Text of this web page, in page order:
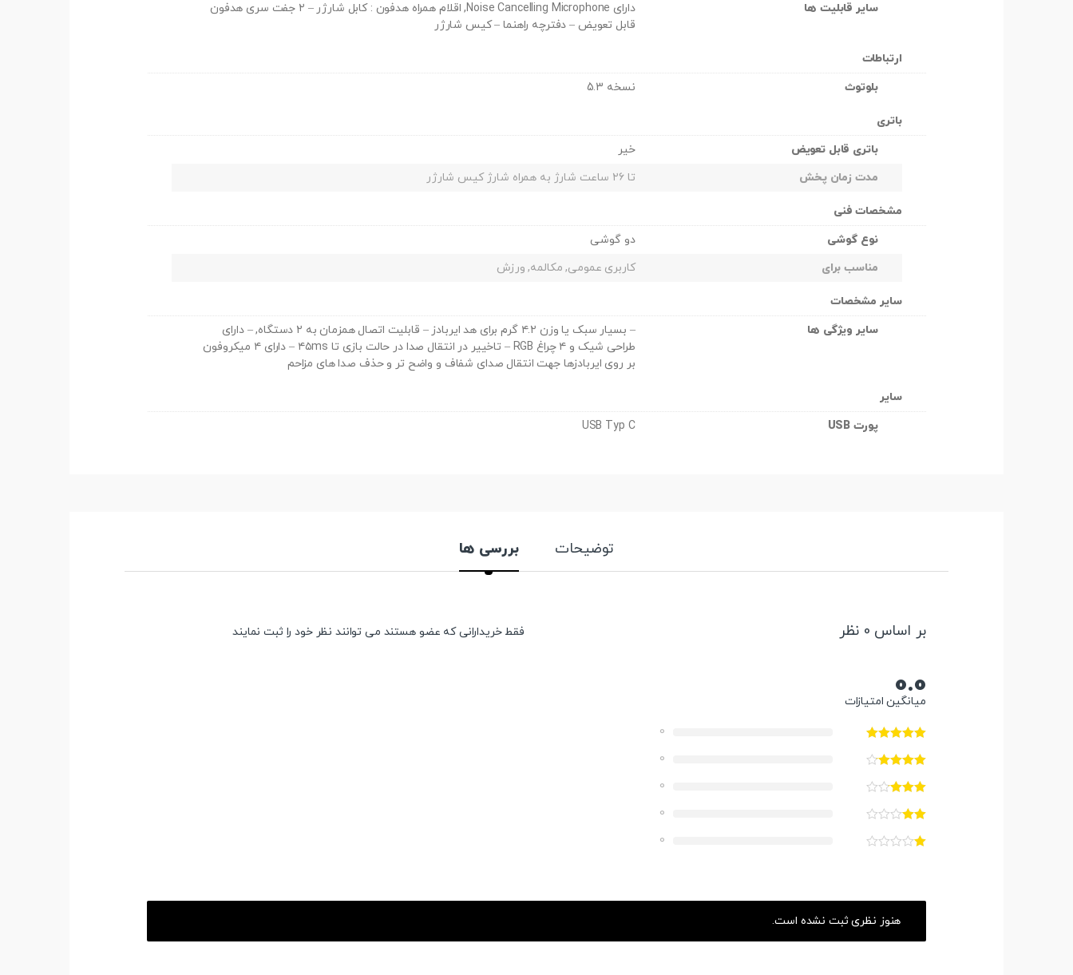
سایر قابلیت ها
دارای Noise Cancelling Microphone, اقلام همراه هدفون : کابل شارژر – ۲ جفت سری هدفون
قابل تعویض – دفترچه راهنما – کیس شارژر
ارتباطات
بلوتوث
نسخه 5.3
باتری
باتری قابل تعویض
خیر
مدت زمان پخش
تا ۲۶ ساعت شارژ به همراه شارژ کیس شارژر
مشخصات فنی
نوع گوشی
دو گوشی
مناسب برای
کاربری عمومی, مکالمه, ورزش
سایر مشخصات
سایر ویژگی ها
– بسیار سبک یا وزن ۴.۲ گرم برای هد ایربادز – قابلیت اتصال همزمان به ۲ دستگاه, – دارای
طراحی شیک و ۴ چراغ RGB – تاخییر در انتقال صدا در حالت بازی تا ۴۵ms – دارای ۴ میکروفون
بر روی ایربادزها جهت انتقال صدای شفاف و واضح تر و حذف صدا های مزاحم
سایر
پورت USB
USB Typ C
توضیحات بررسی ها
بر اساس 0 نظر
0.0
میانگین امتیازات
0
0
0
0
0
فقط خریدارانی که عضو هستند می توانند نظر خود را ثبت نمایند
هنوز نظری ثبت نشده است.